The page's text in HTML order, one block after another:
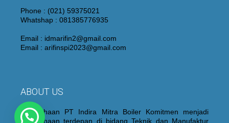
Phone : (021) 59375021
Whatshap : 081385776935
Email : idmarifin2@gmail.com
Email : arifinspi2023@gmail.com
ABOUT US
Perusahaan PT Indira Mitra Boiler Komitmen menjadi
Perusahaan terdepan di bidang Teknik dan Manufaktur